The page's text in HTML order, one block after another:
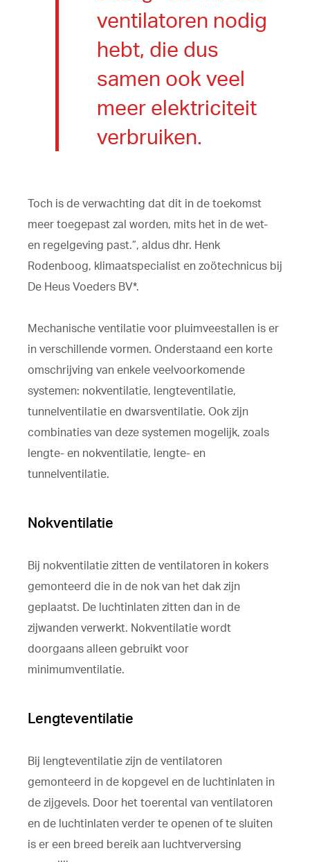
ventilatoren nodig
hebt, die dus
samen ook veel
meer elektriciteit
verbruiken.
Toch is de verwachting dat dit in de toekomst
meer toegepast zal worden, mits het in de wet-
en regelgeving past.”, aldus dhr. Henk
Rodenboog, klimaatspecialist en zoötechnicus bij
De Heus Voeders BV*.
Mechanische ventilatie voor pluimveestallen is er
in verschillende vormen. Onderstaand een korte
omschrijving van enkele veelvoorkomende
systemen: nokventilatie, lengteventilatie,
tunnelventilatie en dwarsventilatie. Ook zijn
combinaties van deze systemen mogelijk, zoals
lengte- en nokventilatie, lengte- en
tunnelventilatie.
Nokventilatie
Bij nokventilatie zitten de ventilatoren in kokers
gemonteerd die in de nok van het dak zijn
geplaatst. De luchtinlaten zitten dan in de
zijwanden verwerkt. Nokventilatie wordt
doorgaans alleen gebruikt voor
minimumventilatie.
Lengteventilatie
Bij lengteventilatie zijn de ventilatoren
gemonteerd in de kopgevel en de luchtinlaten in
de zijgevels. Door het toerental van ventilatoren
en de luchtinlaten verder te openen of te sluiten
is er een breed bereik aan luchtverversing